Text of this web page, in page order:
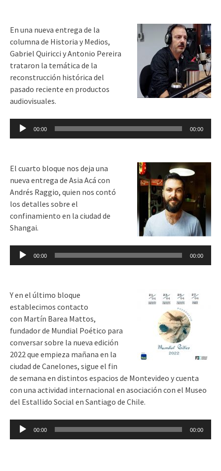
En una nueva entrega de la
columna de Historia y Medios,
Gabriel Quiricci y Antonio Pereira
trataron la temática de la
reconstrucción histórica del
pasado reciente en productos
audiovisuales.
Reproductor
00:00 00:00
El cuarto bloque nos deja una
nueva entrega de Asia Acá con
Andrés Raggio, quien nos contó
los detalles sobre el
confinamiento en la ciudad de
Shangai.
Reproductor
00:00 00:00
Y en el último bloque
establecimos contacto
con Martín Barea Mattos,
fundador de Mundial Poético para
conversar sobre la nueva edición
2022 que empieza mañana en la
ciudad de Canelones, sigue el fin
de semana en distintos espacios de Montevideo y cuenta
con una actividad internacional en asociación con el Museo
del Estallido Social en Santiago de Chile.
Reproductor
00:00 00:00